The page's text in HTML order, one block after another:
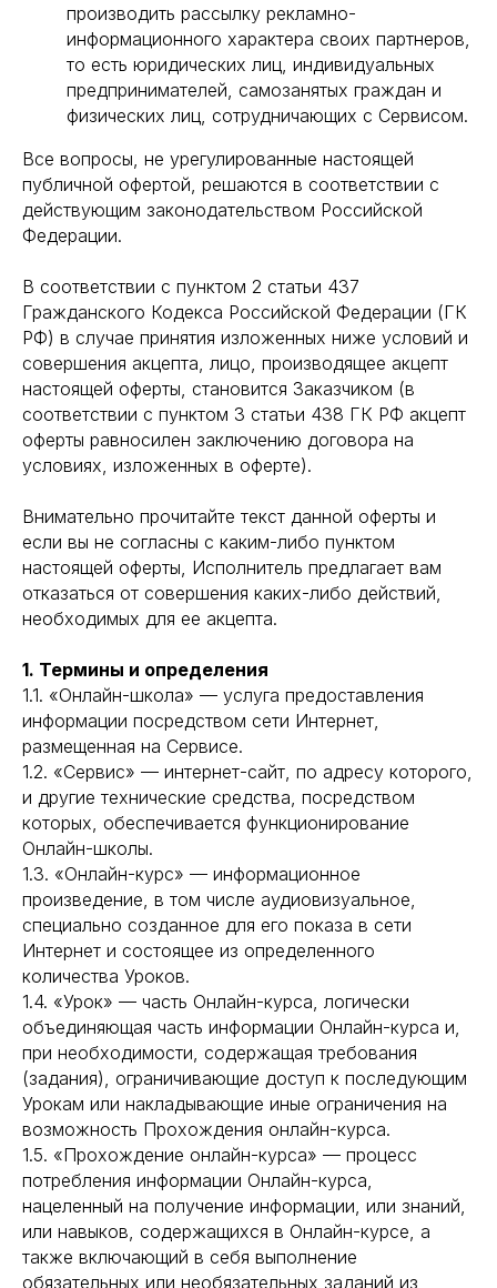
производить рассылку рекламно-
информационного характера своих партнеров,
то есть юридических лиц, индивидуальных
предпринимателей, самозанятых граждан и
физических лиц, сотрудничающих с Сервисом.
Все вопросы, не урегулированные настоящей
публичной офертой, решаются в соответствии с
действующим законодательством Российской
Федерации.
В соответствии с пунктом 2 статьи 437
Гражданского Кодекса Российской Федерации (ГК
РФ) в случае принятия изложенных ниже условий и
совершения акцепта, лицо, производящее акцепт
настоящей оферты, становится Заказчиком (в
соответствии с пунктом 3 статьи 438 ГК РФ акцепт
оферты равносилен заключению договора на
условиях, изложенных в оферте).
Внимательно прочитайте текст данной оферты и
если вы не согласны с каким-либо пунктом
настоящей оферты, Исполнитель предлагает вам
отказаться от совершения каких-либо действий,
необходимых для ее акцепта.
1. Термины и определения
1.1. «Онлайн-школа» — услуга предоставления
информации посредством сети Интернет,
размещенная на Сервисе.
1.2. «Сервис» — интернет-сайт, по адресу которого,
и другие технические средства, посредством
которых, обеспечивается функционирование
Онлайн-школы.
1.3. «Онлайн-курс» — информационное
произведение, в том числе аудиовизуальное,
специально созданное для его показа в сети
Интернет и состоящее из определенного
количества Уроков.
1.4. «Урок» — часть Онлайн-курса, логически
объединяющая часть информации Онлайн-курса и,
при необходимости, содержащая требования
(задания), ограничивающие доступ к последующим
Урокам или накладывающие иные ограничения на
возможность Прохождения онлайн-курса.
1.5. «Прохождение онлайн-курса» — процесс
потребления информации Онлайн-курса,
нацеленный на получение информации, или знаний,
или навыков, содержащихся в Онлайн-курсе, а
также включающий в себя выполнение
обязательных или необязательных заданий из